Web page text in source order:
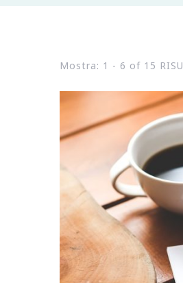
Mostra: 1 - 6 of 15